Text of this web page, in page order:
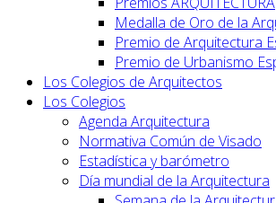
Medalla de Oro de la
Premio de Arquitectura
Premio de Urbanismo
Los Colegios de Arquitectos
Los Colegios
Agenda Arquitectura
Normativa Común de Visado
Estadística y barómetro
Día mundial de la Arquitectura